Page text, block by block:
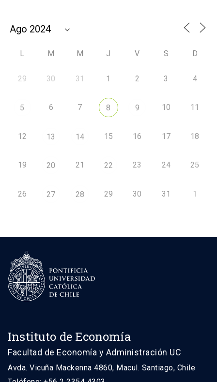
L M M J V S D
29 30 31 1 2 3 4
5 6 7 8 9 10 11
12 13 14 15 16 17 18
19 20 21 22 23 24 25
26 27 28 29 30 31 1
Instituto de Economía
Facultad de Economía y Administración UC
Avda. Vicuña Mackenna 4860, Macul. Santiago, Chile